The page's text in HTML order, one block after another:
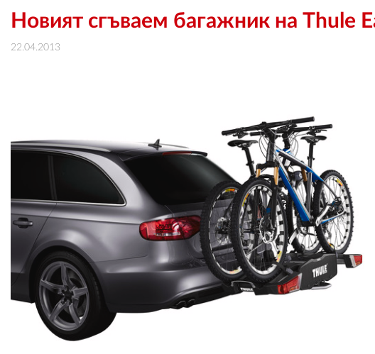
Новият сгъваем багажник на Thule
22.04.2013